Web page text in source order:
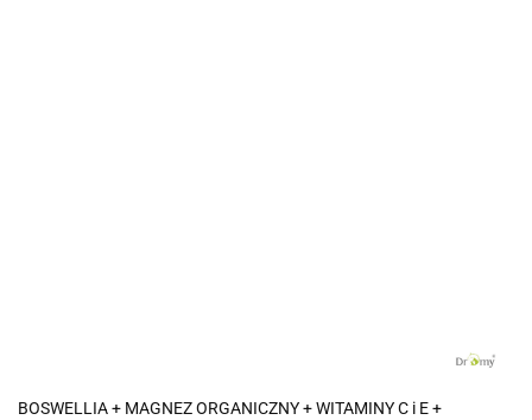
BOSWELLIA + MAGNEZ ORGANICZNY + WITAMINY C i E +